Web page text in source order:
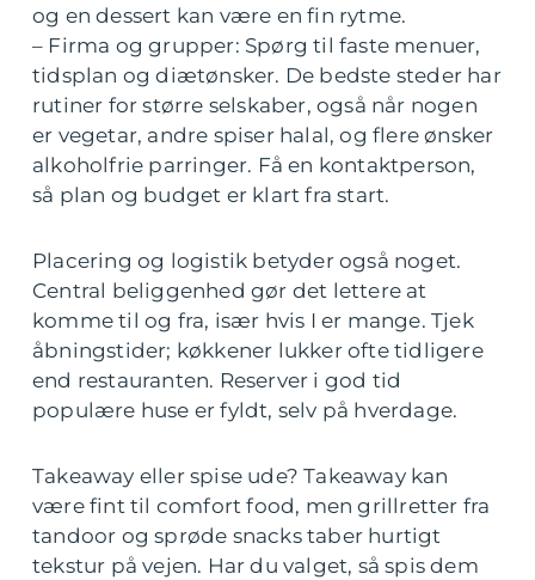
og en dessert kan være en fin rytme.
– Firma og grupper: Spørg til faste menuer,
tidsplan og diætønsker. De bedste steder har
rutiner for større selskaber, også når nogen
er vegetar, andre spiser halal, og flere ønsker
alkoholfrie parringer. Få en kontaktperson,
så plan og budget er klart fra start.
Placering og logistik betyder også noget.
Central beliggenhed gør det lettere at
komme til og fra, især hvis I er mange. Tjek
åbningstider; køkkener lukker ofte tidligere
end restauranten. Reserver i god tid
populære huse er fyldt, selv på hverdage.
Takeaway eller spise ude? Takeaway kan
være fint til comfort food, men grillretter fra
tandoor og sprøde snacks taber hurtigt
tekstur på vejen. Har du valget, så spis dem